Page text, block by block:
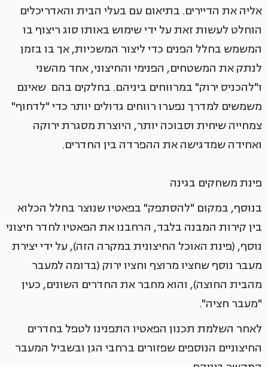
אליה את הדיירים. בתיאום עם בעלי הבית והאדריכלים
הוחלט לעשות זאת על ידי שימוש באותו סוג ריצוף בו
המשמש בחלל הפנים כדי ליצור המשכיות, אך בו בזמן
לנתק את המשטחים, הפנימי והחיצוני, אחד מהשני
ו"להכניס ירוק" במרווחים ביניהם. בחלקים בהם שאינם
משמשים למדרך נפערו רווחים גדולים יותר כדי "לדחוף"
צמחייה שיחית וסבוכה יותר, היוצרת מסגרת ירוקה
ואחידה שמדגישה את ההפרדה בין החדרים.
פינת משחקים בגינה
בנוסף, במקום "להסתפק" בפאטיו שנוצר בחלל הכלוא
בין קירות המבנה בלבד, הרחבנו את הפאטיו לחדר חיצוני
נוסף, (פינת האוכל החיצונית במקרה הזה), על ידי יצירת
מעבר נוסף שחציו מרוצף וחציו ירוק (בדומה למעבר
מהבית החוצה), והוא מחבר את החדרים השונים, כעין
"מעבר חציה".
לאחר השלמת תכנון הפאטיו התפנינו לטפל בחדרים
החיצוניים הנוספים שפזורים ברחבי הגן ובשביל המעבר